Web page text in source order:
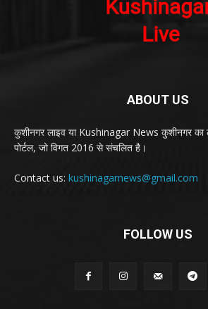
ABOUT US
कुशीनगर लाइव या Kushinagar News कुशीनगर का
पोर्टल, जो विगत 2016 से संचलित है।
Contact us: kushinagarnews@gmail.com
FOLLOW US